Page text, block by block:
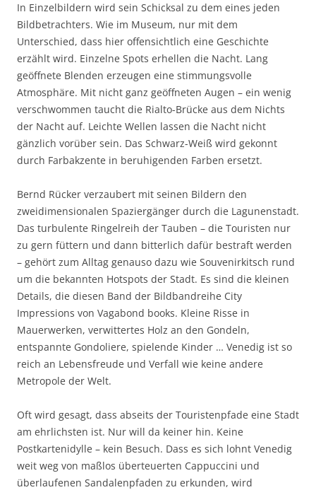
In Einzelbildern wird sein Schicksal zu dem eines jeden
Bildbetrachters. Wie im Museum, nur mit dem
Unterschied, dass hier offensichtlich eine Geschichte
erzählt wird. Einzelne Spots erhellen die Nacht. Lang
geöffnete Blenden erzeugen eine stimmungsvolle
Atmosphäre. Mit nicht ganz geöffneten Augen – ein wenig
verschwommen taucht die Rialto-Brücke aus dem Nichts
der Nacht auf. Leichte Wellen lassen die Nacht nicht
gänzlich vorüber sein. Das Schwarz-Weiß wird gekonnt
durch Farbakzente in beruhigenden Farben ersetzt.
Bernd Rücker verzaubert mit seinen Bildern den
zweidimensionalen Spaziergänger durch die Lagunenstadt.
Das turbulente Ringelreih der Tauben – die Touristen nur
zu gern füttern und dann bitterlich dafür bestraft werden
– gehört zum Alltag genauso dazu wie Souvenirkitsch rund
um die bekannten Hotspots der Stadt. Es sind die kleinen
Details, die diesen Band der Bildbandreihe City
Impressions von Vagabond books. Kleine Risse in
Mauerwerken, verwittertes Holz an den Gondeln,
entspannte Gondoliere, spielende Kinder … Venedig ist so
reich an Lebensfreude und Verfall wie keine andere
Metropole der Welt.
Oft wird gesagt, dass abseits der Touristenpfade eine Stadt
am ehrlichsten ist. Nur will da keiner hin. Keine
Postkartenidylle – kein Besuch. Dass es sich lohnt Venedig
weit weg von maßlos überteuerten Cappuccini und
überlaufenen Sandalenpfaden zu erkunden, wird